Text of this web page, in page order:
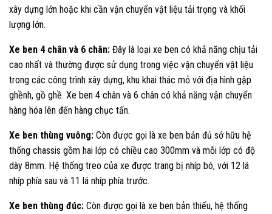
xây dựng lớn hoặc khi cần vận chuyển vật liệu tải trọng và khối
lượng lớn.
Xe ben 4 chân và 6 chân: Đây là loại xe ben có khả năng chịu tải
cao nhất và thường được sử dụng trong việc vận chuyển vật liệu
trong các công trình xây dựng, khu khai thác mỏ với địa hình gập
ghềnh, gồ ghề. Xe ben 4 chân và 6 chân có khả năng vận chuyển
hàng hóa lên đến hàng chục tấn.
Xe ben thùng vuông: Còn được gọi là xe ben bản đủ sở hữu hệ
thống chassis gồm hai lớp có chiều cao 300mm và mỗi lớp có độ
dày 8mm. Hệ thống treo của xe được trang bị nhíp bó, với 12 lá
nhíp phía sau và 11 lá nhíp phía trước.
Xe ben thùng đúc: Còn được gọi là xe ben bản thiếu, hệ thống